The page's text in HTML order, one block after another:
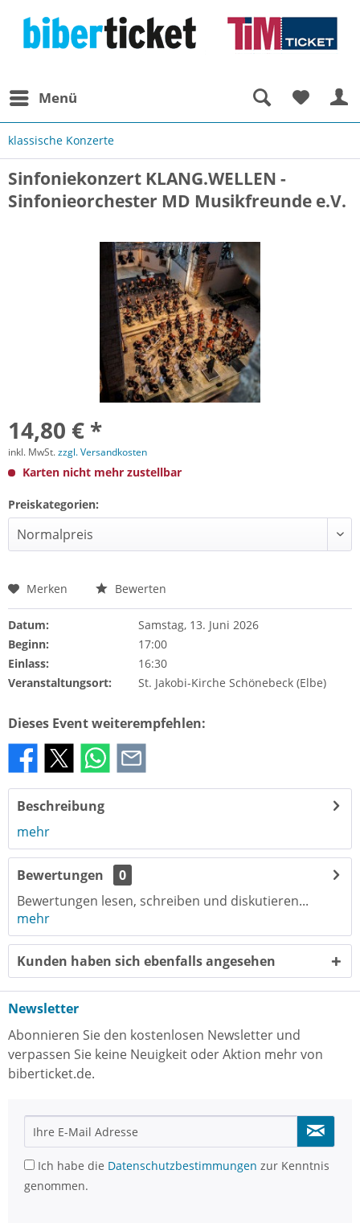
Menü
klassische Konzerte
Sinfoniekonzert KLANG.WELLEN -
Sinfonieorchester MD Musikfreunde e.V.
14,80 € *
inkl. MwSt.zzgl. Versandkosten
Karten nicht mehr zustellbar
Preiskategorien:
Merken Bewerten
Datum:
Samstag, 13. Juni 2026
Beginn:
17:00
Einlass:
16:30
Veranstaltungsort:
St. Jakobi-Kirche Schönebeck (Elbe)
Dieses Event weiterempfehlen:
Beschreibung
mehr
Bewertungen
0
Bewertungen lesen, schreiben und diskutieren...
mehr
Kunden haben sich ebenfalls angesehen
Newsletter
Abonnieren Sie den kostenlosen Newsletter und
verpassen Sie keine Neuigkeit oder Aktion mehr von
biberticket.de.
Ich habe die Datenschutzbestimmungen zur Kenntnis
genommen.